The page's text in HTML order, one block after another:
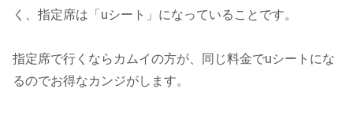
く、指定席は「uシート」になっていることです。
指定席で行くならカムイの方が、同じ料金でuシートにな
るのでお得なカンジがします。